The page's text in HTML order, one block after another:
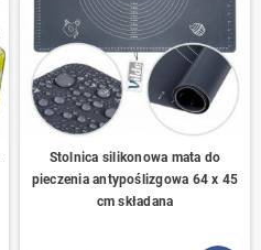
Stolnica silikonowa mata do
pieczenia antypoślizgowa 64 x 45
cm składana